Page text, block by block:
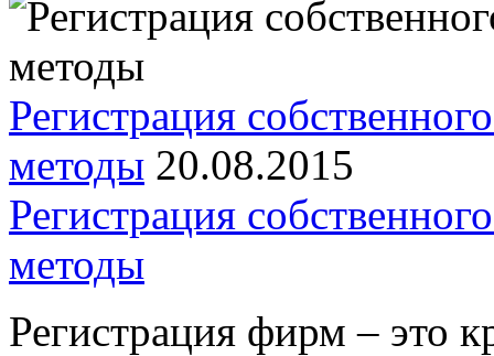
Регистрация
методы 20.08.2015
Регистрация
методы
Регистрация фирм – это